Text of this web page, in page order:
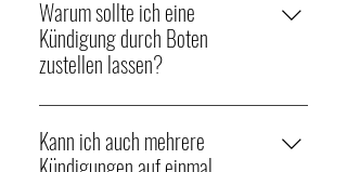
Warum sollte ich eine
Kündigung durch Boten
zustellen lassen?
Eine Zustellung durch Boten mit Legal Exit ist
rechtssicher und bietet einen Nachweis, dass
die Kündigung den Empfänger erreicht hat und
Kann ich auch mehrere